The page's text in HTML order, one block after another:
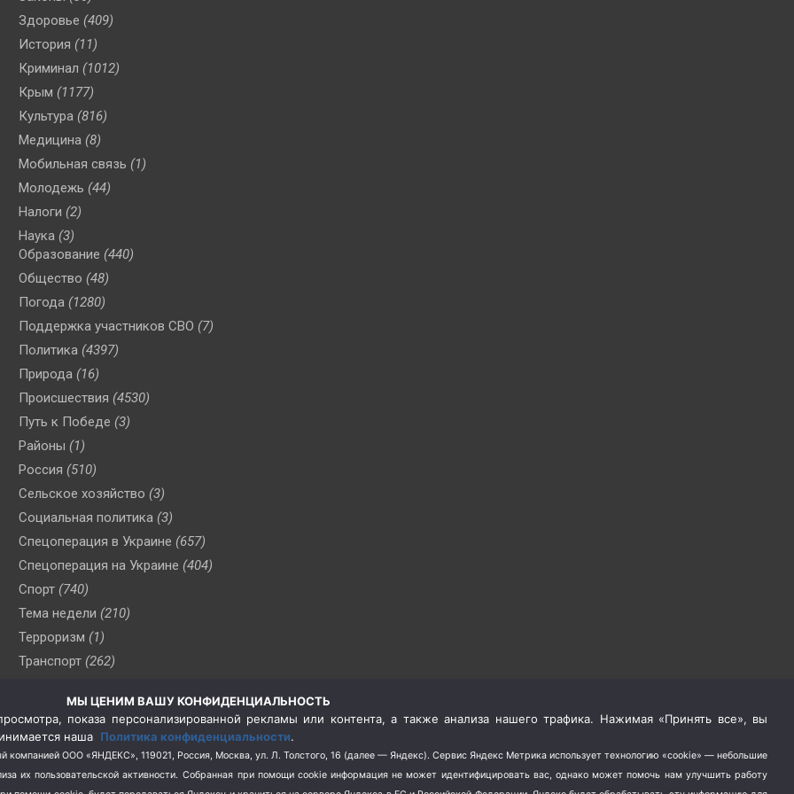
Здоровье (409)
История (11)
Криминал (1012)
Крым (1177)
Культура (816)
Медицина (8)
Мобильная связь (1)
Молодежь (44)
Налоги (2)
Наука (3)
Образование (440)
Общество (48)
Погода (1280)
Поддержка участников СВО (7)
Политика (4397)
Природа (16)
Происшествия (4530)
Путь к Победе (3)
Районы (1)
Россия (510)
Сельское хозяйство (3)
Социальная политика (3)
Спецоперация в Украине (657)
Спецоперация на Украине (404)
Спорт (740)
Тема недели (210)
Терроризм (1)
Транспорт (262)
(76)
Цены (2)
Школа и спорт (2)
Экология (8)
МЫ ЦЕНИМ ВАШУ КОНФИДЕНЦИАЛЬНОСТЬ
показа персонализированной рекламы или контента, а также анализа нашего трафика. Нажимая «Принять все», вы
наша Политика конфиденциальности.
компанией ООО «ЯНДЕКС», 119021, Россия, Москва, ул. Л. Толстого, 16 (далее — Яндекс). Сервис Яндекс Метрика использует технологию «cookie» — небольшие
их пользовательской активности. Собранная при помощи cookie информация не может идентифицировать вас, однако может помочь нам улучшить работу